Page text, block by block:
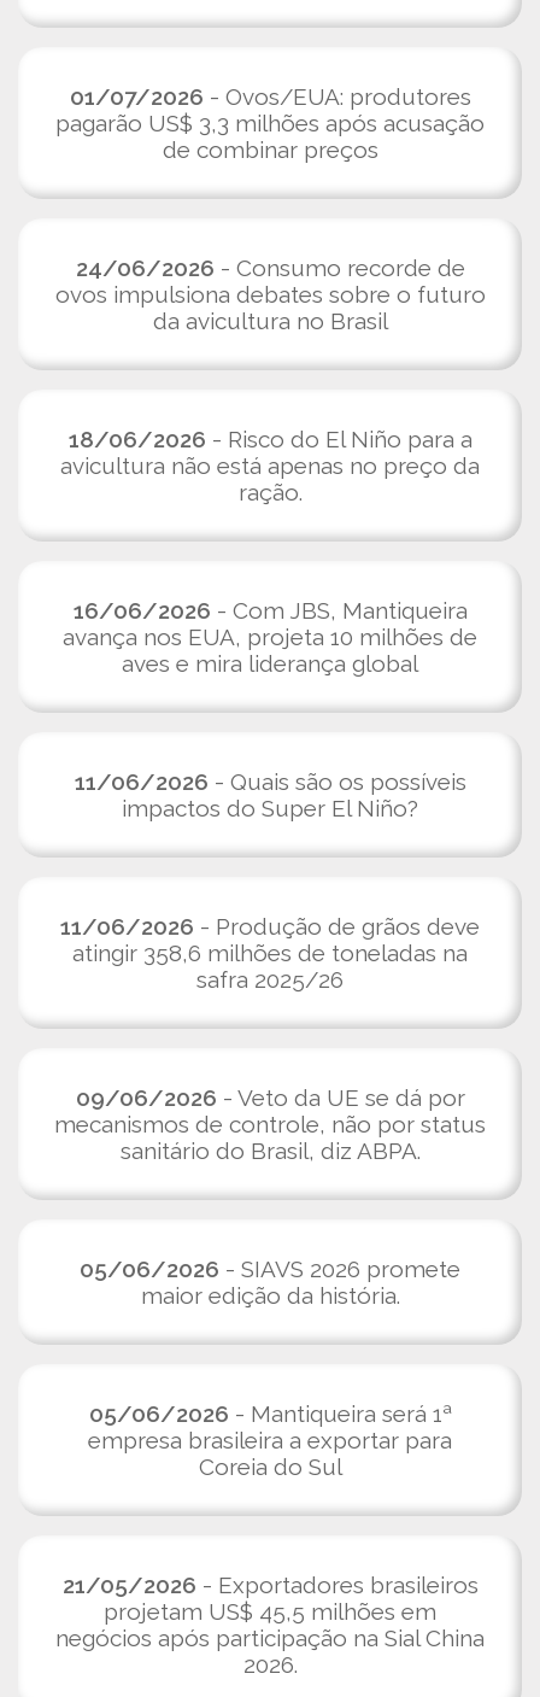
01/07/2026 - Ovos/EUA: produtores
pagarão US$ 3,3 milhões após acusação
de combinar preços
24/06/2026 - Consumo recorde de
ovos impulsiona debates sobre o futuro
da avicultura no Brasil
18/06/2026 - Risco do El Niño para a
avicultura não está apenas no preço da
ração.
16/06/2026 - Com JBS, Mantiqueira
avança nos EUA, projeta 10 milhões de
aves e mira liderança global
11/06/2026 - Quais são os possíveis
impactos do Super El Niño?
11/06/2026 - Produção de grãos deve
atingir 358,6 milhões de toneladas na
safra 2025/26
09/06/2026 - Veto da UE se dá por
mecanismos de controle, não por status
sanitário do Brasil, diz ABPA.
05/06/2026 - SIAVS 2026 promete
maior edição da história.
05/06/2026 - Mantiqueira será 1ª
empresa brasileira a exportar para
Coreia do Sul
21/05/2026 - Exportadores brasileiros
projetam US$ 45,5 milhões em
negócios após participação na Sial China
2026.